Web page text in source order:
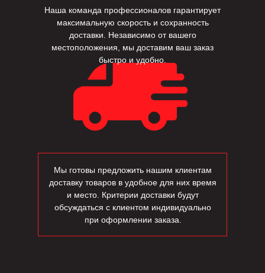
Мы готовы предложить нашим клиентам
доставку товаров в удобное для них время
и место. Критерии доставки будут
обсуждаться с клиентом индивидуально
при оформлении заказа.
Наша команда профессионалов гарантирует
максимальную скорость и сохранность
доставки. Независимо от вашего
местоположения, мы доставим ваш заказ
быстро и удобно.